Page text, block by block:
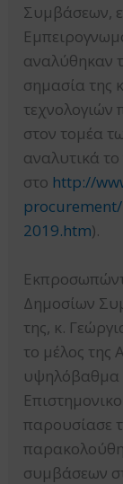
Συμβάσεων,
αναλύθηκαν
σημασία της
τεχνολογιών
στον τομέα
αναλυτικά
στο http://
2019.htm).
Δημοσίων
της, κ.
το μέλος της
υψηλόβαθμα
παρουσίασε
συμβάσεων